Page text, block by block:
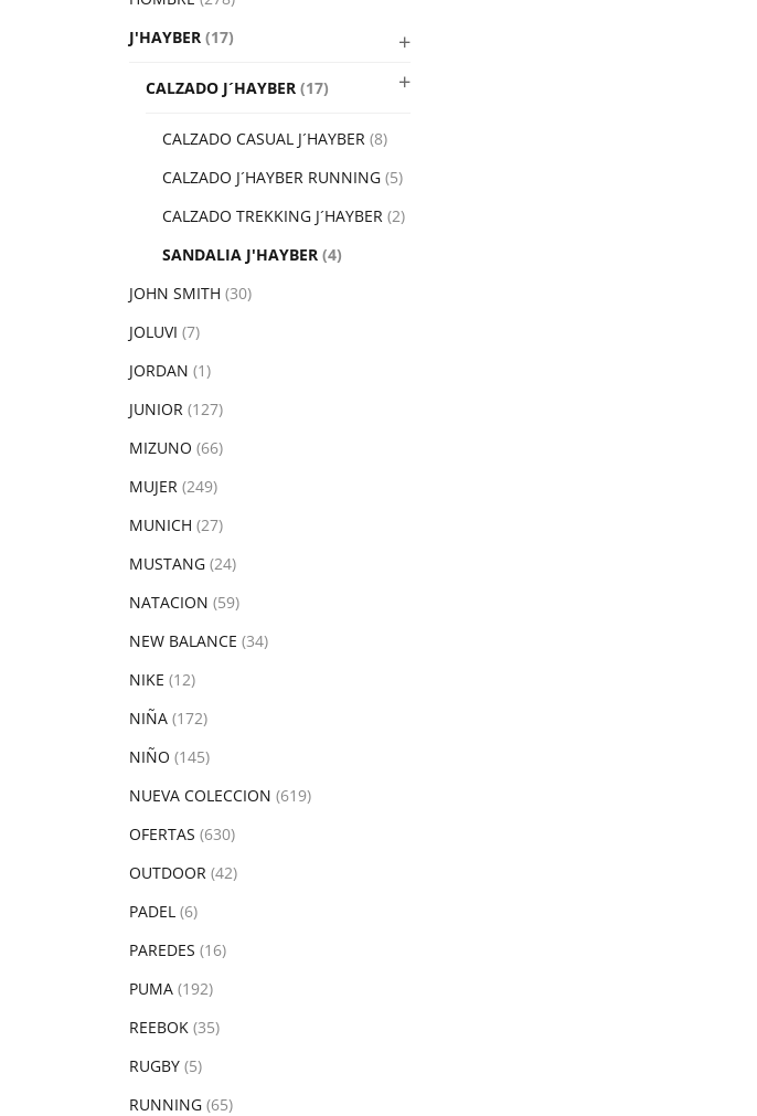
J'HAYBER (17)
CALZADO J´HAYBER (17)
CALZADO CASUAL J´HAYBER (8)
CALZADO J´HAYBER RUNNING (5)
CALZADO TREKKING J´HAYBER (2)
SANDALIA J'HAYBER (4)
JOHN SMITH (30)
JOLUVI (7)
JORDAN (1)
JUNIOR (127)
MIZUNO (66)
MUJER (249)
MUNICH (27)
MUSTANG (24)
NATACION (59)
NEW BALANCE (34)
NIKE (12)
NIÑA (172)
NIÑO (145)
NUEVA COLECCION (619)
OFERTAS (630)
OUTDOOR (42)
PADEL (6)
PAREDES (16)
PUMA (192)
REEBOK (35)
RUGBY (5)
RUNNING (65)